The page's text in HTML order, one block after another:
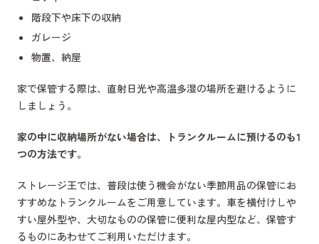
階段下や床下の収納
ガレージ
物置、納屋
家で保管する際は、直射日光や高温多湿の場所を避けるように
しましょう。
家の中に収納場所がない場合は、トランクルームに預けるのも1
つの方法です。
ストレージ王では、普段は使う機会がない季節用品の保管にお
すすめなトランクルームをご用意しています。車を横付けしや
すい屋外型や、大切なものの保管に便利な屋内型など、保管す
るものにあわせてご利用いただけます。